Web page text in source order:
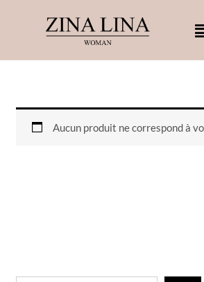
Aucun produit ne correspond à
h